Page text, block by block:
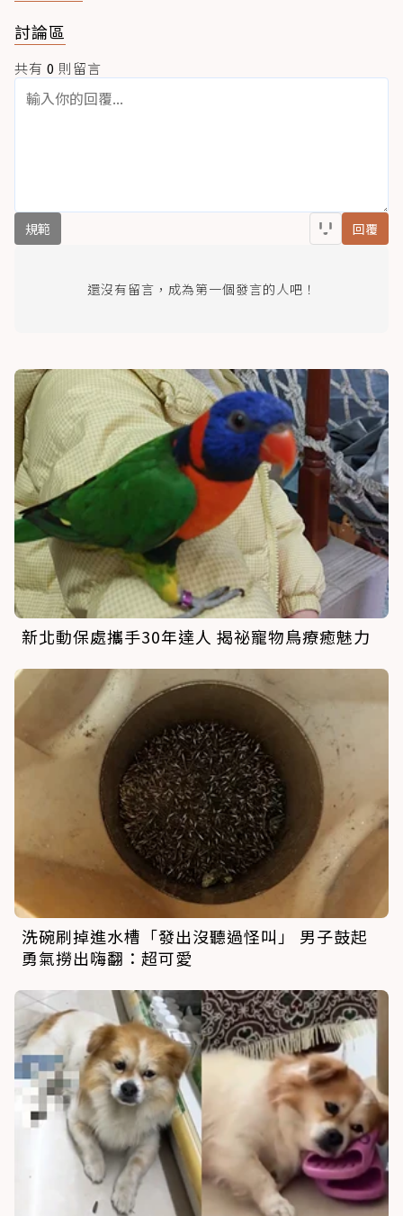
討論區
共有 0 則留言
規範 回覆
還沒有留言，成為第一個發言的人吧！
新北動保處攜手30年達人 揭祕寵物鳥療癒魅力
洗碗刷掉進水槽「發出沒聽過怪叫」 男子鼓起
勇氣撈出嗨翻：超可愛